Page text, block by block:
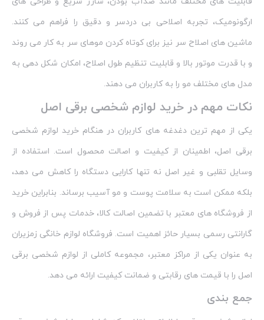
ارگونومیک، تجربه اصلاحی بی‌ دردسر و دقیق را فراهم می‌ کنند.
ماشین‌ های اصلاح سر نیز برای کوتاه کردن موهای سر به کار می‌ روند
و با قدرت موتور بالا و قابلیت تنظیم طول اصلاح، امکان شکل‌ دهی به
مدل‌ های مختلف مو را به کاربران می‌ دهند.
نکات مهم در خرید لوازم شخصی برقی اصل
یکی از مهم‌ ترین دغدغه‌ های کاربران در هنگام خرید لوازم شخصی
برقی اصل، اطمینان از کیفیت و اصالت محصول است. استفاده از
وسایل تقلبی و غیر اصل نه تنها کارایی دستگاه را کاهش می‌ دهد،
بلکه ممکن است به سلامت پوست و مو آسیب برساند. بنابراین خرید
از فروشگاه‌ های معتبر با تضمین اصالت کالا، خدمات پس از فروش و
گارانتی رسمی بسیار حائز اهمیت است. فروشگاه لوازم خانگی زمزیران
به عنوان یکی از مراکز معتبر، مجموعه کاملی از لوازم شخصی برقی
اصل را با قیمت‌ های رقابتی و ضمانت کیفیت ارائه می‌ دهد.
جمع‌ بندی